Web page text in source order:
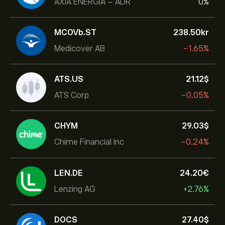
MCOVb.ST
Medicover AB
238.50‎kr‎
-1.65%
ATS.US
ATS Corp
21.12‎$‎
-0.05%
CHYM
Chime Financial Inc
29.03‎$‎
-0.24%
LEN.DE
Lenzing AG
24.20‎€‎
+2.76%
DOCS
27.40‎$‎